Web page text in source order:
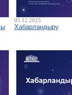
05.12.2025
Хабарландыру